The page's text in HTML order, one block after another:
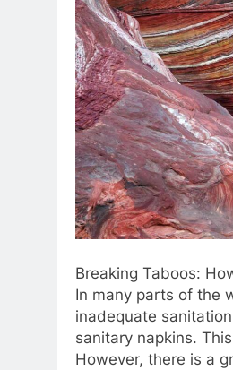
Breaking Taboos:
In many parts of the
inadequate
sanitary napkins.
However, there is a